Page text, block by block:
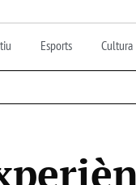
Esports Cultura